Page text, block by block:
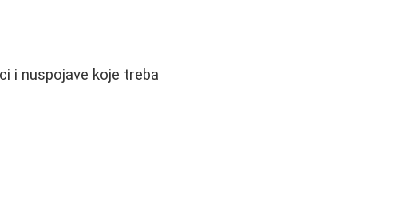
i nuspojave koje treba